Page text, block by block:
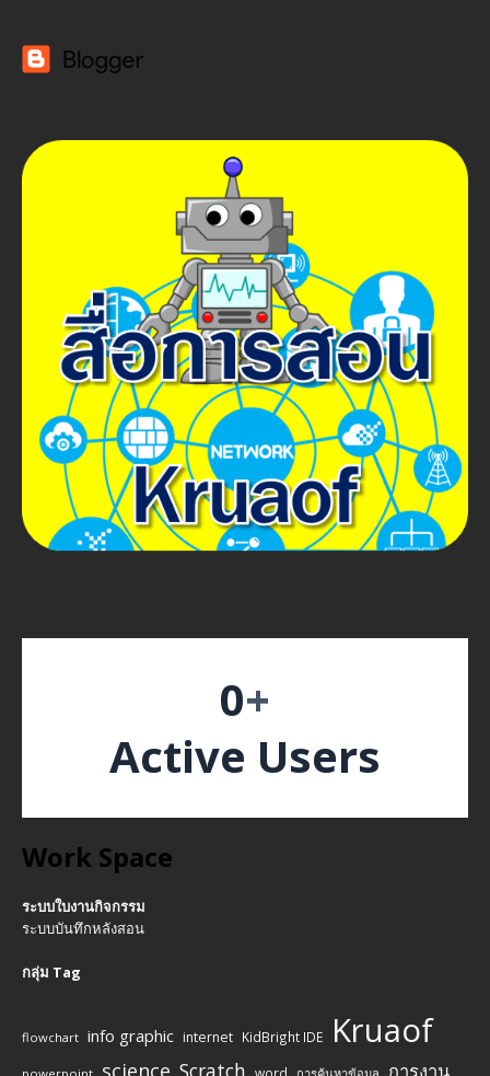
0+
Active Users
Work Space
ระบบใบงานกิจกรรม
ระบบบันทึกหลังสอน
กลุ่ม Tag
flowchart info graphic internet KidBright IDE Kruaof
science Scratch word การงาน